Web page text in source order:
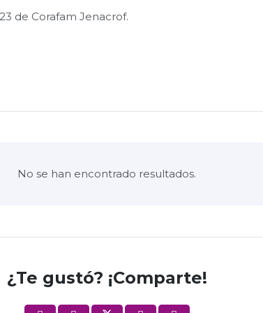
de Corafam Jenacrof.
No se han encontrado resultados.
¿Te gustó? ¡Comparte!